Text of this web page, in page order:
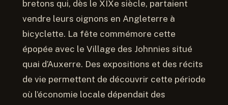
bretons qui, dès le XIXe siècle, partaient
vendre leurs oignons en Angleterre à
bicyclette. La fête commémore cette
épopée avec le Village des Johnnies situé
quai d’Auxerre. Des expositions et des récits
de vie permettent de découvrir cette période
où l’économie locale dépendait des